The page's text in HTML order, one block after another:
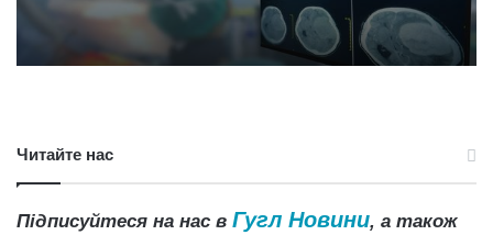
Читайте нас
Підписуйтеся на нас в Гугл Новини, а також